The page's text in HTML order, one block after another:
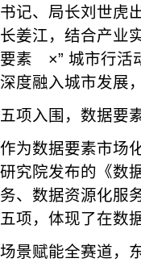
书记、局长刘世虎
长姜江，结合产业
要素 ×” 城市行活
深度融入城市发展
五项入围，数据要
作为数据要素市场
研究院发布的《数
务、数据资源化服
五项，体现了在数
场景赋能全赛道，